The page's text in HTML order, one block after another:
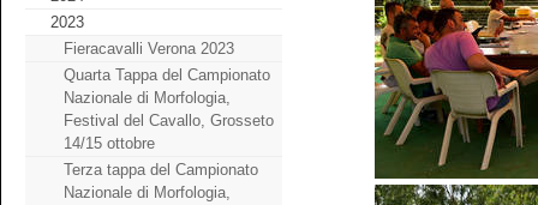
2023
Fieracavalli Verona 2023
Quarta Tappa del Campionato
Nazionale di Morfologia,
Festival del Cavallo, Grosseto
14/15 ottobre
Terza tappa del Campionato
Nazionale di Morfologia,